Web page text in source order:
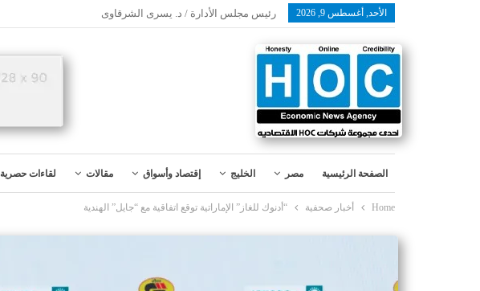
الأحد, أغسطس 9, 2026 رئيس مجلس الأدارة / د. يسرى الشرقاوى
الصفحة الرئيسية مصر الخليج إقتصاد وأسواق مقالات لقاءات حصرية
Home أخبار صحفية “أدنوك للغاز” الإماراتية توقع اتفاقية مع “جايل” الهندية